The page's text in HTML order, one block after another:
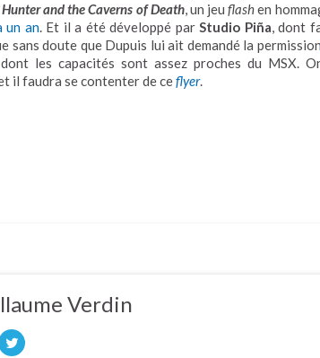
Hunter and the Caverns of Death, un jeuflashen
un an. Et il a été développé parStudio Piña, dont
sans doute que Dupuis lui ait demandé la permission
les capacités sont assez proches du MSX.
il faudra se contenter de ceflyer.
Verdin